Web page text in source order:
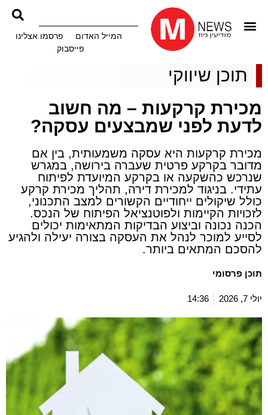
המייל האדום
פרסמו אצלינו
פייסבוק
תוכן שיווקי
מכירת קרקעות – מה חשוב
לדעת לפני שמבצעים עסקה?
מכירת קרקעות היא עסקה משמעותית, בין אם
מדובר בקרקע פרטית שעברה בירושה, במגרש
שנרכש כהשקעה או בקרקע המיועדת לפיתוח
עתידי. בניגוד למכירת דירה, תהליך מכירת קרקע
כולל שיקולים ייחודיים הקשורים למצב התכנוני,
לזכויות הקיימות ולפוטנציאל הפיתוח של הנכס.
הכנה נכונה וביצוע הבדיקות המתאימות יכולים
לסייע למוכר לנהל את העסקה בצורה יעילה ולהגיע
להסכם המתאים ביותר.
תוכן פרסומי
יולי 7, 2026 14:36